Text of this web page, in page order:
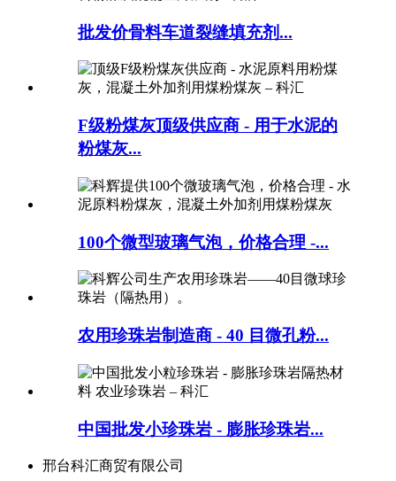
批发价骨料车道裂缝填充剂...
F级粉煤灰顶级供应商 - 用于水泥的
粉煤灰...
100个微型玻璃气泡，价格合理 -...
农用珍珠岩制造商 - 40 目微孔粉...
中国批发小珍珠岩 - 膨胀珍珠岩...
邢台科汇商贸有限公司